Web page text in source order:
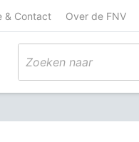
& Contact Over de FNV